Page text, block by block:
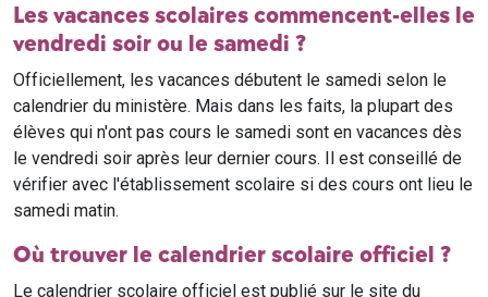
Les vacances scolaires commencent-elles le
vendredi soir ou le samedi ?
Officiellement, les vacances débutent le samedi selon le
calendrier du ministère. Mais dans les faits, la plupart des
élèves qui n'ont pas cours le samedi sont en vacances dès
le vendredi soir après leur dernier cours. Il est conseillé de
vérifier avec l'établissement scolaire si des cours ont lieu le
samedi matin.
Où trouver le calendrier scolaire officiel ?
Le calendrier scolaire officiel est publié sur le site du